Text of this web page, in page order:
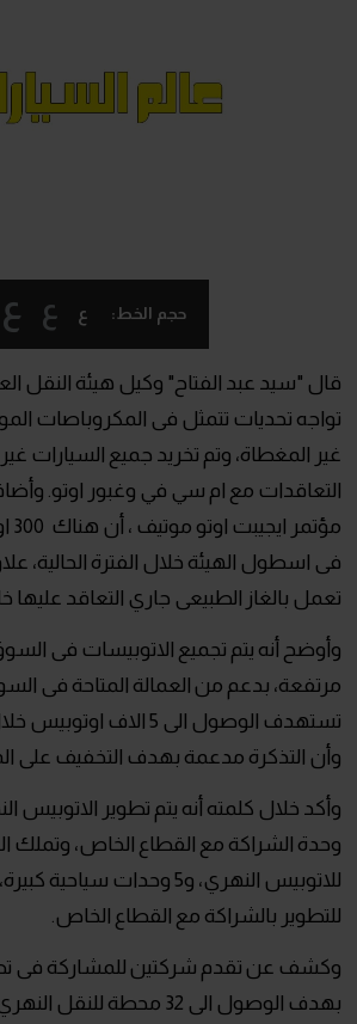
حجم الخط: ع ع ع
قال "سيد عبد الفتاح" وكيل هيئة النقل
تواجه تحديات تتمثل فى المكروباصات
غير المغطاة، وتم تخريد جميع السيارات غير
التعاقدات مع ام سي في وغبور اوتو.
تعمل بالغاز الطبيعى جاري التعاقد عليها
وأوضح أنه يتم تجميع الاتوبيسات فى
مرتفعة، بدعم من العمالة المتاحة فى
تستهدف الوصول الى 5 الاف
وأن التذكرة مدعمة بهدف التخفيف على
وأكد خلال كلمته أنه يتم تطوير الاتوبيس
للاتوبيس النهري، و5 وحدات
للتطوير بالشراكة مع القطاع الخاص.
وكشف عن تقدم شركتين للمشاركة فى
بهدف الوصول الى 32 محطة